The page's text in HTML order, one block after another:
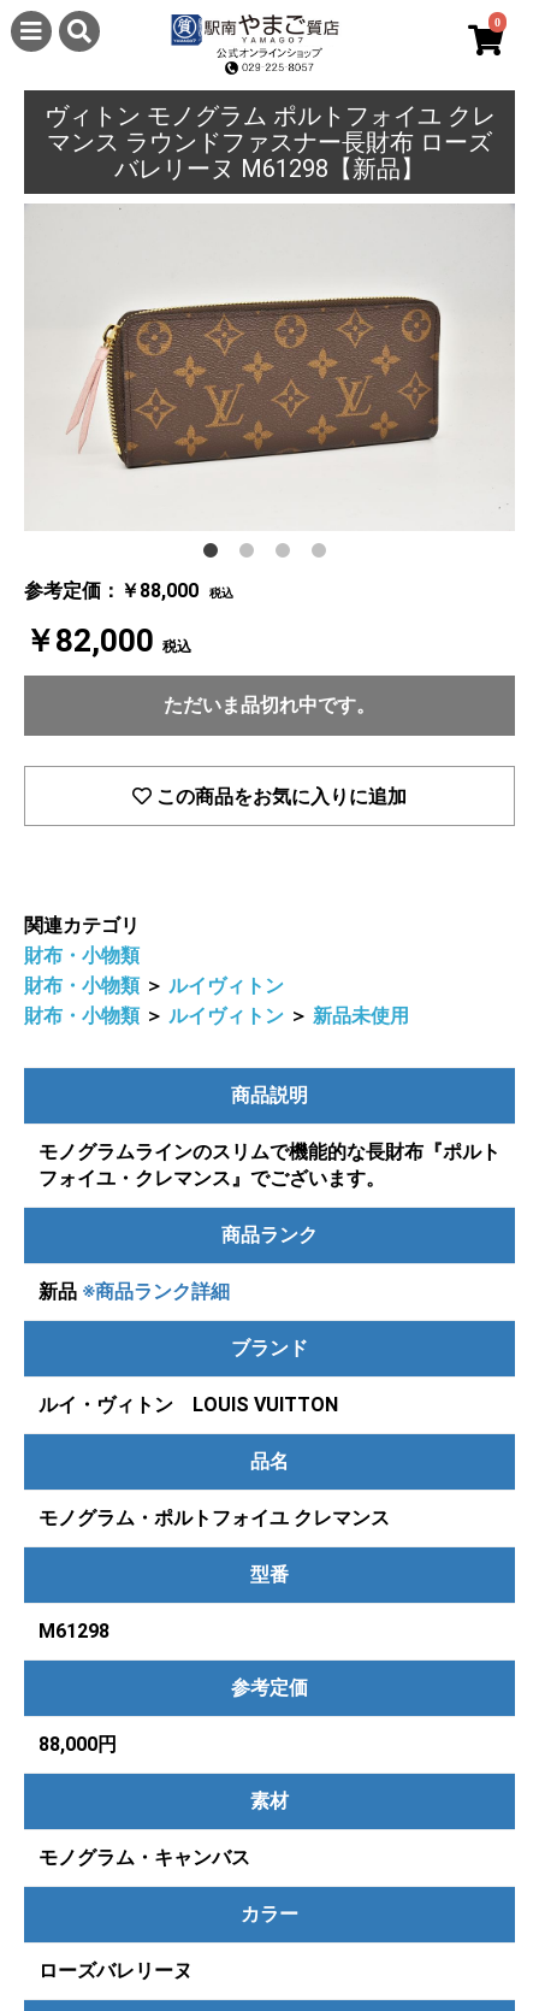
0
ヴィトン モノグラム ポルトフォイユ クレ
マンス ラウンドファスナー長財布 ローズ
バレリーヌ M61298【新品】
参考定価：￥88,000 税込
￥82,000 税込
ただいま品切れ中です。
この商品をお気に入りに追加
関連カテゴリ
財布・小物類
財布・小物類 ＞ ルイヴィトン
財布・小物類 ＞ ルイヴィトン ＞ 新品未使用
商品説明
モノグラムラインのスリムで機能的な長財布『ポルト
フォイユ・クレマンス』でございます。
商品ランク
新品 ※商品ランク詳細
ブランド
ルイ・ヴィトン LOUIS VUITTON
品名
モノグラム・ポルトフォイユ クレマンス
型番
M61298
参考定価
88,000円
素材
モノグラム・キャンバス
カラー
ローズバレリーヌ